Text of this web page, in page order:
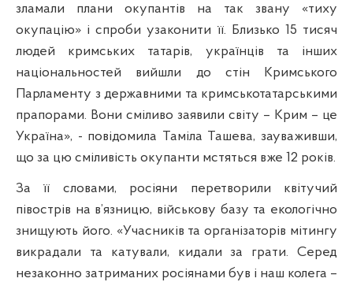
зламали плани окупантів на так звану «тиху
окупацію» і спроби узаконити її. Близько 15 тисяч
людей кримських татарів, українців та інших
національностей вийшли до стін Кримського
Парламенту з державними та кримськотатарськими
прапорами. Вони сміливо заявили світу – Крим – це
Україна», - повідомила Таміла Ташева, зауваживши,
що за цю сміливість окупанти мстяться вже 12 років.
За її словами, росіяни перетворили квітучий
півострів на в’язницю, військову базу та екологічно
знищують його. «Учасників та організаторів мітингу
викрадали та катували, кидали за грати. Серед
незаконно затриманих росіянами був і наш колега –